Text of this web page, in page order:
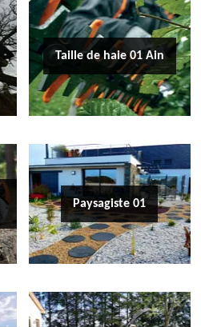
Taille de haie 01 Ain
Paysagiste 01